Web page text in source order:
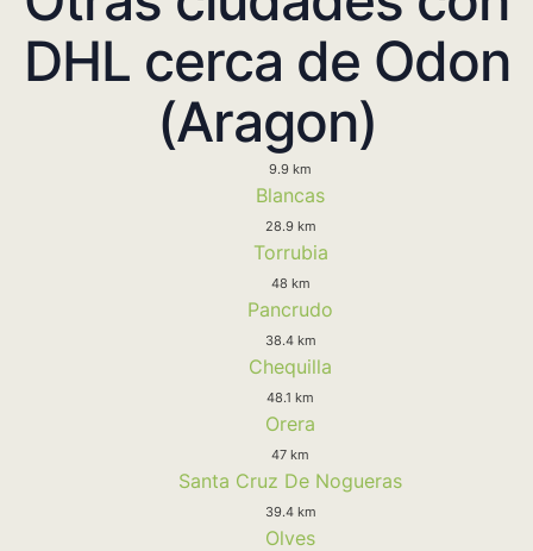
DHL cerca de Odon
(Aragon)
9.9 km
Blancas
28.9 km
Torrubia
48 km
Pancrudo
38.4 km
Chequilla
48.1 km
Orera
47 km
Santa Cruz De Nogueras
39.4 km
Olves